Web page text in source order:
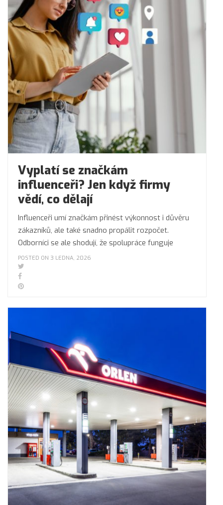
Vyplatí se značkám
influenceři? Jen když firmy
vědí, co dělají
Influenceři umí značkám přinést výkonnost i důvěru
zákazníků, ale také snadno propálit rozpočet.
Odborníci se ale shodují, že spolupráce funguje
POSTED ON 3 LEDNA, 2026